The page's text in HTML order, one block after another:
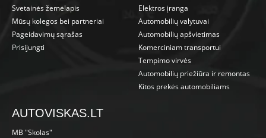
Svetainės žemėlapis
Mūsų kolegos bei partneriai
Pageidavimų sąrašas
Prisijungti
Elektros įranga
Automobilių valytuvai
Automobilių apšvietimas
Komerciniam transportui
Tempimo virvės
Automobilių priežiūra ir remontas
Kitos prekės automobiliams
AUTOVISKAS.LT
MB "Skolas"